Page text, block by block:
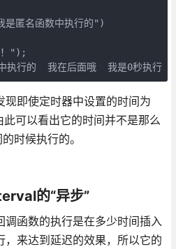
");
执行的  我在后面哦  我是0秒执行
即使定时器中设置的时间为
可以看出它的时间并不是那么
时候执行的。
的“异步”
函数的执行是在多少时间插入
，来达到延迟的效果，所以它的